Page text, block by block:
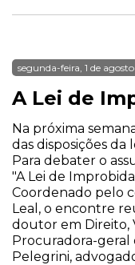
segunda-feira, 1 de
A Lei de
Na próxima
das disposições
Para debater o
"A Lei de
Coordenado pelo
Leal, o encontre
doutor em Direito,
Procuradora-geral
Pelegrini,